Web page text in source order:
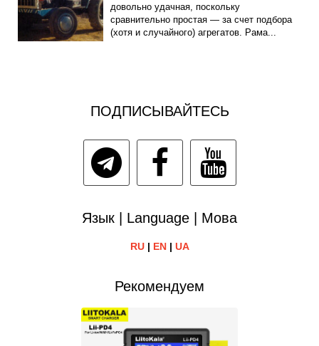
довольно удачная, поскольку
сравнительно простая — за счет подбора
(хотя и случайного) агрегатов. Рама...
ПОДПИСЫВАЙТЕСЬ
Язык | Language | Мова
RU| EN| UA
Рекомендуем